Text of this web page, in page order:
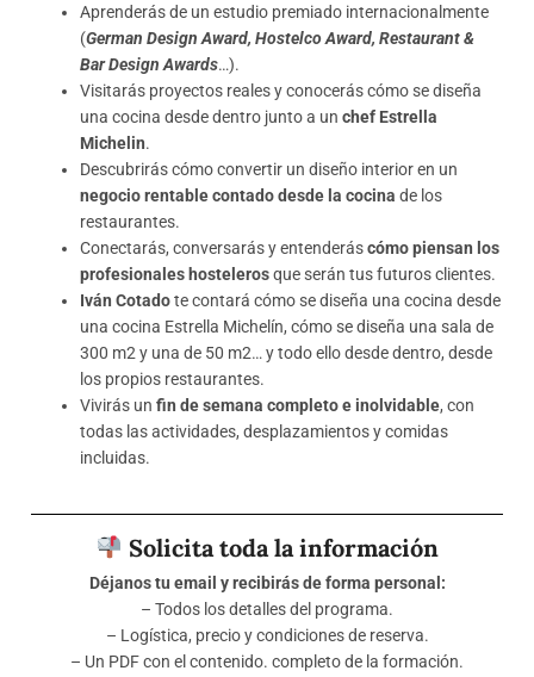
Aprenderás de un estudio premiado internacionalmente
(German Design Award, Hostelco Award, Restaurant &
Bar Design Awards…).
Visitarás proyectos reales y conocerás cómo se diseña
una cocina desde dentro junto a unchef Estrella
Michelin.
Descubrirás cómo convertir un diseño interior en un
negocio rentable contado desde la cocina de los
restaurantes.
Conectarás, conversarás y entenderáscómo piensan los
profesionales hostelerosque serán tus futuros clientes.
Iván Cotadote contará cómo se diseña una cocina desde
una cocina Estrella Michelín, cómo se diseña una sala de
300 m2 y una de 50 m2… y todo ello desde dentro, desde
los propios restaurantes.
Vivirás unfin de semana completo e inolvidable, con
todas las actividades, desplazamientos y comidas
incluidas.
Solicita toda la información
Déjanos tu email y recibirás de forma personal:
– Todos los detalles del programa.
– Logística, precio y condiciones de reserva.
– Un PDF con el contenido. completo de la formación.